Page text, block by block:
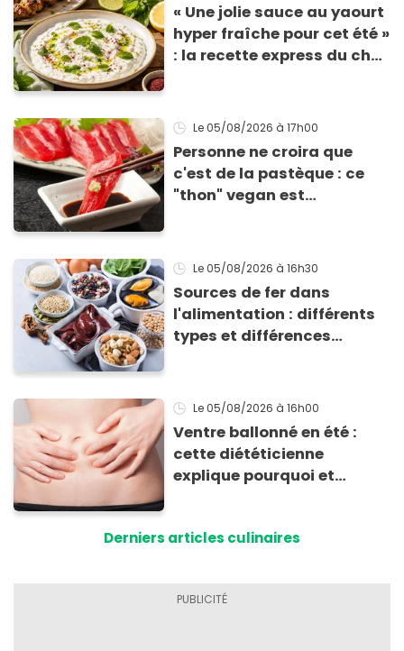
« Une jolie sauce au yaourt
hyper fraîche pour cet été »
: la recette express du chef
grillades
Le 05/08/2026 à 17h00
Personne ne croira que
c'est de la pastèque : ce
"thon" vegan est
Le 05/08/2026 à 16h30
Sources de fer dans
l'alimentation : différents
types et différences
Le 05/08/2026 à 16h00
Ventre ballonné en été :
cette diététicienne
explique pourquoi et
Derniers articles culinaires